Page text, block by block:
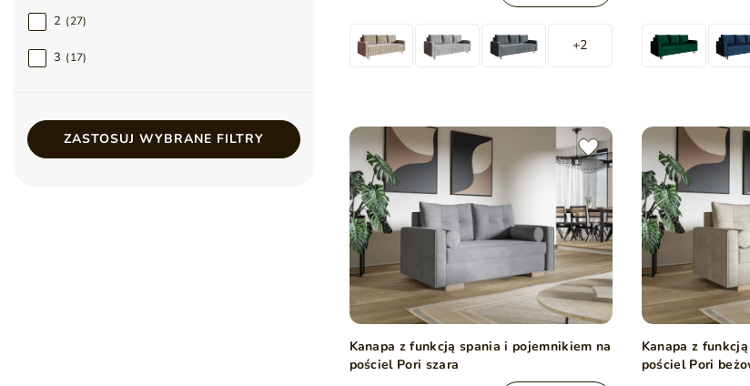
2 27
3 17
ZASTOSUJ WYBRANE FILTRY
+2
Kanapa z funkcją spania i pojemnikiem na
pościel Pori szara
Kanapa z
pościel Pori